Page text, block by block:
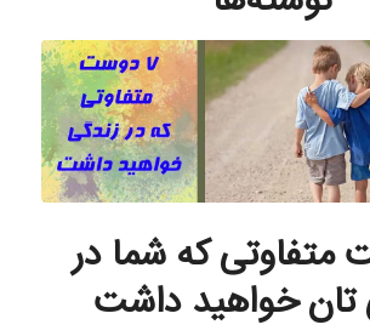
متفاوتی که شما در
تان خواهید داشت